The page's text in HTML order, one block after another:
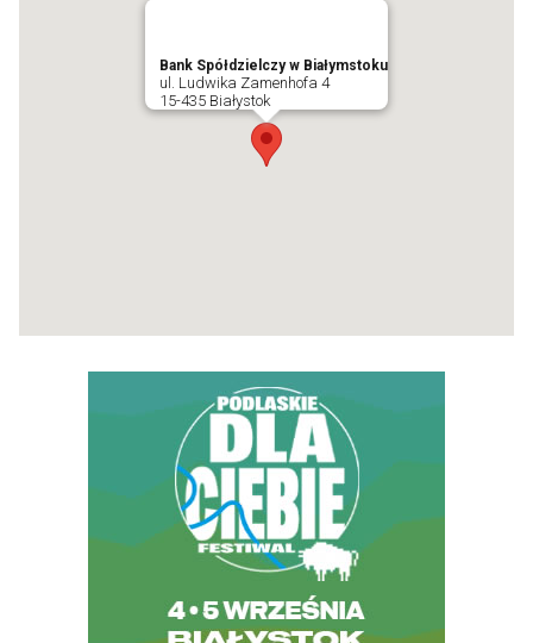
Bank Spółdzielczy w Białymstoku
ul. Ludwika Zamenhofa 4
15-435 Białystok